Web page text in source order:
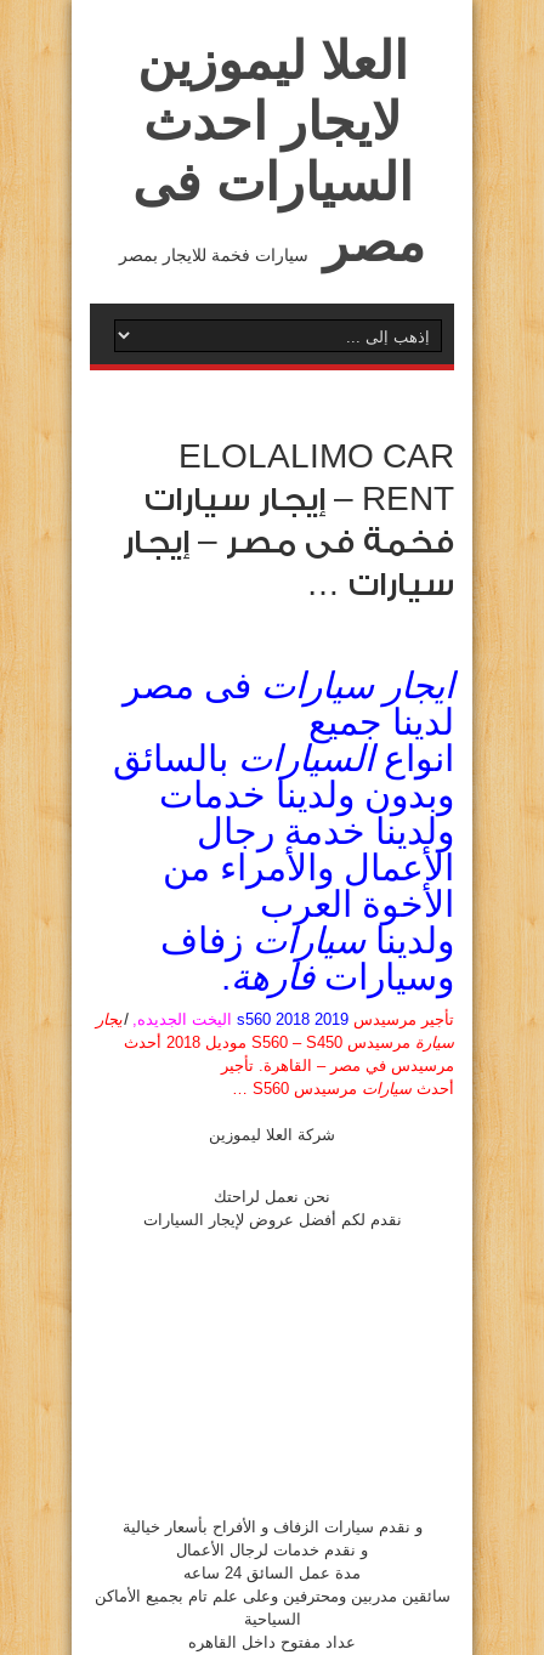
العلا ليموزين
لايجار احدث
السيارات فى
مصر
سيارات فخمة للايجار بمصر
ELOLALIMO CAR
RENT – إيجار سيارات
فخمة فى مصر – إيجار
سيارات …
ايجار سيارات فى مصر
لدينا جميع
انواعالسيارات بالسائق
وبدون ولدينا خدمات
ولدينا خدمة رجال
الأعمال والأمراء من
الأخوة العرب
ولديناسيارات زفاف
وسياراتفارهة.
تأجير مرسيدس s560 2018 2019 اليخت الجديده, ايجار
سيارة
مرسيدس S560 – S450 موديل 2018 أحدث
مرسيدس في مصر – القاهرة. تأجير
أحدث سيارات مرسيدس S560 …
شركة العلا ليموزين
نحن نعمل لراحتك
نقدم لكم أفضل عروض لإيجار السيارات
و نقدم سيارات الزفاف و الأفراح بأسعار خيالية
و نقدم خدمات لرجال الأعمال
مدة عمل السائق 24 ساعه
سائقين مدربين ومحترفين وعلى علم تام بجميع الأماكن
السياحية
عداد مفتوح داخل القاهره